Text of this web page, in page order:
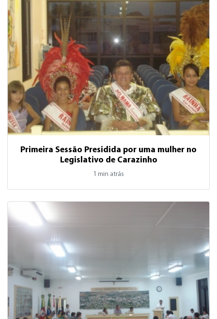
Primeira Sessão Presidida por uma mulher no
Legislativo de Carazinho
1 min atrás